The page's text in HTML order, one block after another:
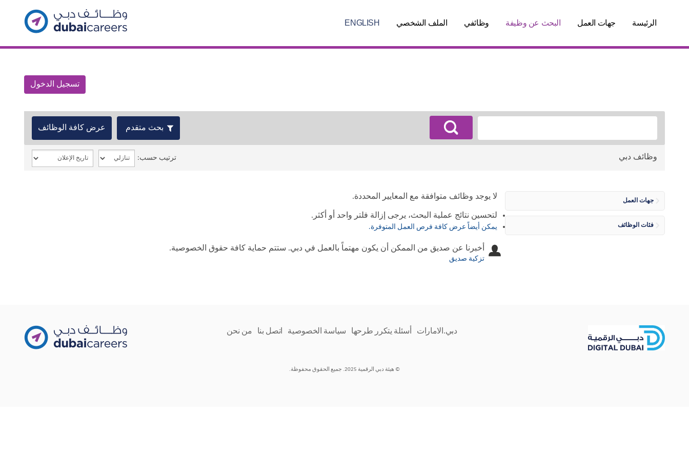
الرئيسة جهات العمل البحث عن وظيفة وظائفي الملف الشخصي ENGLISH
تسجيل الدخول
عرض كافة الوظائف بحث متقدم
وظائف دبي
جهات العمل
فئات الوظائف
ترتيب حسب:
لا يوجد وظائف متوافقة مع المعايير المحددة.
لتحسين نتائج عملية البحث، يرجى إزالة فلتر واحد أو أكثر.
يمكن أيضاً عرض كافة فرص العمل المتوفرة.
أخبرنا عن صديق من الممكن أن يكون مهتماً بالعمل في دبي. ستتم حماية كافة حقوق الخصوصية.
تزكية صديق
من نحن اتصل بنا سياسة الخصوصية أسئلة يتكرر طرحها دبي.الامارات
© هيئة دبي الرقمية 2025. جميع الحقوق محفوظة.